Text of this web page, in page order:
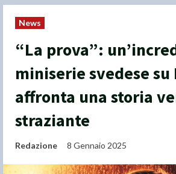
News
“La prova”:
miniserie svedese
affronta una storia
straziante
Redazione 8 Gennaio 2025